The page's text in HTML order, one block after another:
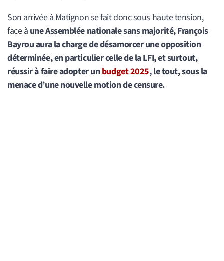
Son arrivée à Matignon se fait donc sous haute tension,
face à une Assemblée nationale sans majorité, François
Bayrou aura la charge de désamorcer une opposition
déterminée, en particulier celle de la LFI, et surtout,
réussir à faire adopter unbudget 2025, le tout, sous la
menace d’une nouvelle motion de censure.